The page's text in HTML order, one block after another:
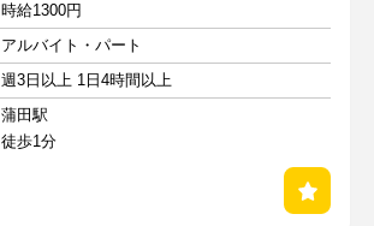
時給1300円
アルバイト・パート
週3日以上 1日4時間以上
蒲田駅
徒歩1分